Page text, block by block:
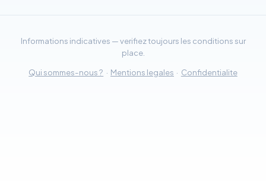
Informations indicatives — verifiez toujours les conditions sur
place.
Qui sommes-nous ? · Mentions legales · Confidentialite